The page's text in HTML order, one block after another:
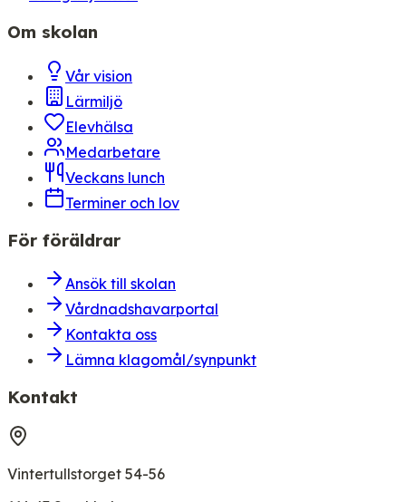
Om skolan
Vår vision
Lärmiljö
Elevhälsa
Medarbetare
Veckans lunch
Terminer och lov
För föräldrar
Ansök till skolan
Vårdnadshavarportal
Kontakta oss
Lämna klagomål/synpunkt
Kontakt
Vintertullstorget 54-56